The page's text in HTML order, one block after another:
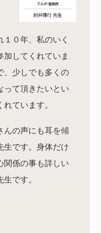
０年、私のいく
してくれていま
、少しでも多くの
って頂きたいとい
ています。
んの声にも耳を傾
生です。身体だけ
関係の事も詳しい
です。